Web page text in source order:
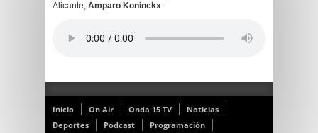
Alicante, Amparo Koninckx.
Inicio On Air Onda 15 TV
Noticias
Deportes
Podcast Programación